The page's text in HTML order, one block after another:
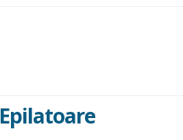
Epilatoare